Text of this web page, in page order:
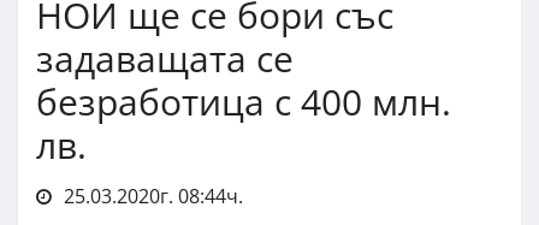
НОИ ще се бори със
задаващата се
безработица с 400 млн.
лв.
25.03.2020г. 08:44ч.